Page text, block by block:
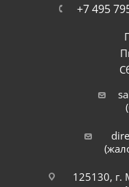
+7 495
125130, г.